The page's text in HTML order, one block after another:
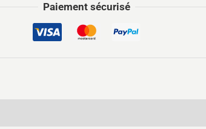
Paiement sécurisé